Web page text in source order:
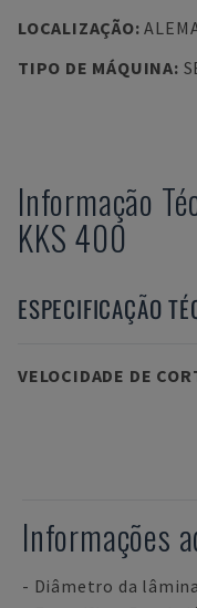
LOCALIZAÇÃO:
TIPO DE MÁQUINA:
Informação
KKS 400
ESPECIFICAÇÃO
VELOCIDADE DE
Informações
- Diâmetro da